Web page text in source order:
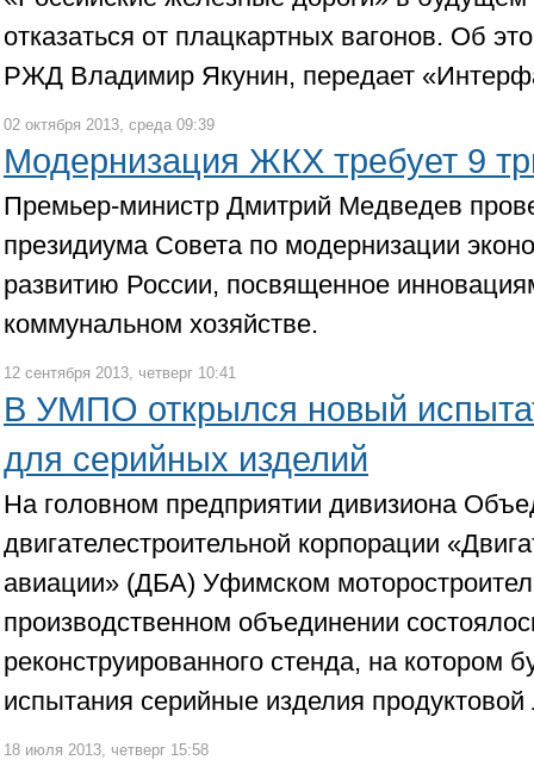
отказаться от плацкартных вагонов. Об
РЖД Владимир Якунин, передает
02 октября 2013, среда 09:39
Модернизация ЖКХ требует 9
Премьер-министр Дмитрий Медведев
президиума Совета по модернизации
развитию России, посвященное
коммунальном хозяйстве.
12 сентября 2013, четверг 10:41
В УМПО открылся новый
для серийных изделий
На головном предприятии дивизиона
двигателестроительной корпорации
авиации» (ДБА) Уфимском
производственном объединении
реконструированного стенда, на котором
испытания серийные изделия
18 июля 2013, четверг 15:58